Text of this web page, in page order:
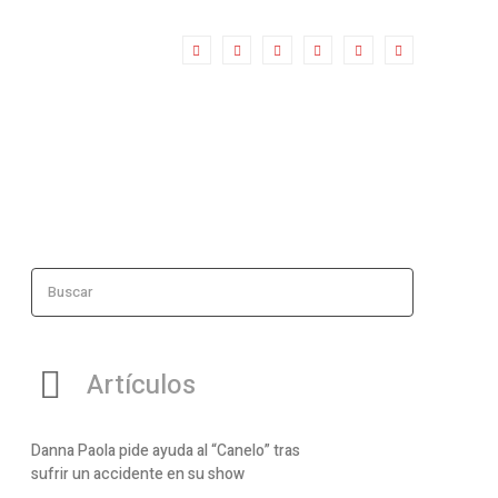
Buscar
Artículos
Danna Paola pide ayuda al “Canelo” tras
sufrir un accidente en su show